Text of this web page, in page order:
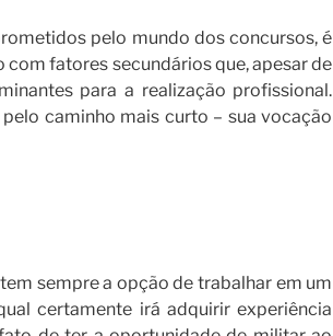
pelo mundo dos concursos, é
fatores secundários que, apesar de
para a realização profissional.
caminho mais curto – sua vocação
sempre a opção de trabalhar em um
certamente irá adquirir experiência